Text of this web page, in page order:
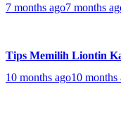
7 months ago7 months
Tips Memilih Liontin
10 months ago10 months